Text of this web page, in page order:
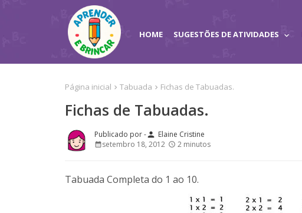
HOME SUGESTÕES DE ATIVIDADES
Página inicial Tabuada Fichas de Tabuadas.
Fichas de Tabuadas.
person Elaine Cristine
setembro 18, 2012
2 minutos
Tabuada Completa do 1 ao 10.